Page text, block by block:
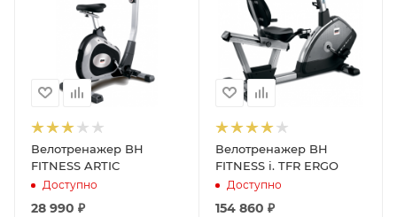
Велотренажер BH
FITNESS ARTIC
Доступно
28 990 ₽
Велотренажер BH
FITNESS i. TFR ERGO
Доступно
154 860 ₽